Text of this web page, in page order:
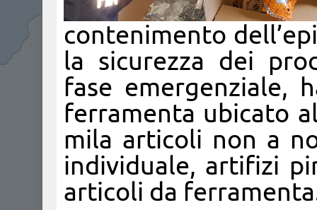
contenimento
la sicurezza dei
fase emergenziale,
ferramenta ubicato
mila articoli non a
individuale, artifizi
articoli da